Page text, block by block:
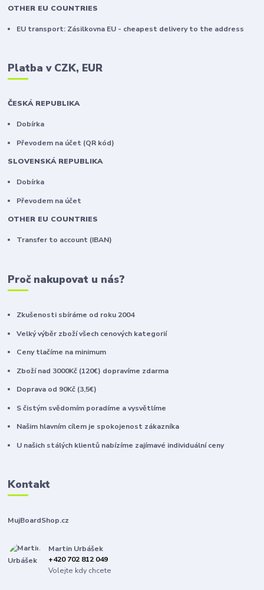
OTHER EU COUNTRIES
EU transport: Zásilkovna EU - cheapest delivery to the address
Platba v CZK, EUR
ČESKÁ REPUBLIKA
Dobírka
Převodem na účet (QR kód)
SLOVENSKÁ REPUBLIKA
Dobírka
Převodem na účet
OTHER EU COUNTRIES
Transfer to account (IBAN)
Proč nakupovat u nás?
Zkušenosti sbíráme od roku 2004
Velký výběr zboží všech cenových kategorií
Ceny tlačíme na minimum
Zboží nad 3000Kč (120€) dopravíme zdarma
Doprava od 90Kč (3,5€)
S čistým svědomím poradíme a vysvětlíme
Našim hlavním cílem je spokojenost zákazníka
U našich stálých klientů nabízíme zajímavé individuální ceny
Kontakt
MujBoardShop.cz
Martin Urbášek
+420 702 812 049
Volejte kdy chcete